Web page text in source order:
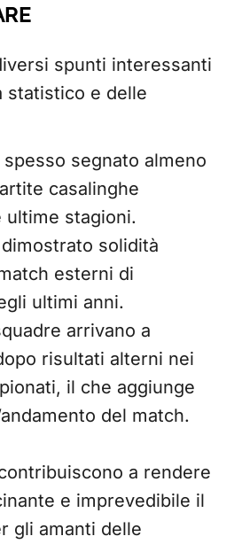
spunti interessanti
statistico e delle
spesso segnato almeno
casalinghe
ultime stagioni.
solidità
esterni di
ultimi anni.
arrivano a
risultati alterni nei
il che aggiunge
del match.
a rendere
e imprevedibile il
gli amanti delle